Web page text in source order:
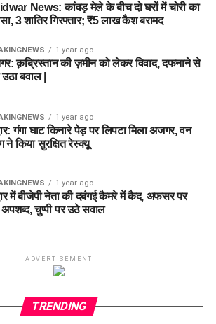
News: कांवड़ मेले के बीच दो घरों में चोरी का
3 शातिर गिरफ्तार; ₹5 लाख कैश बरामद
1 year ago
क़ब्रिस्तान की ज़मीन को लेकर विवाद, दफनाने से
बवाल |
1 year ago
गंगा घाट किनारे पेड़ पर लिपटा मिला अजगर, वन
ने किया सुरक्षित रेस्क्यू
1 year ago
में बीजेपी नेता की दबंगई कैमरे में कैद, अफसर पर
चुप्पी पर उठे सवाल
ADVERTISEMENT
TRENDING